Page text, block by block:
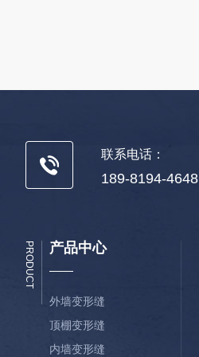
联系电话：
189-8194-4648
产品中心
PRODUCT
外墙变形缝
顶棚变形缝
内墙变形缝